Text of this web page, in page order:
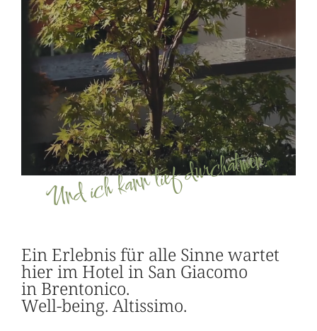
Und ich kann tief durchatmen.
Ein Erlebnis für alle Sinne wartet
hier im Hotel in San Giacomo
in Brentonico.
Well-being. Altissimo.